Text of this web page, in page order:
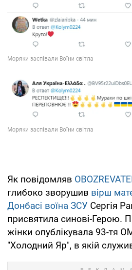
Як повідомляв
глибоко зворушив вірш
Донбасі воїна ЗСУ Сергія
присвятила синові-Герою.
жінки опублікувала 93-тя
"Холодний Яр", в якій